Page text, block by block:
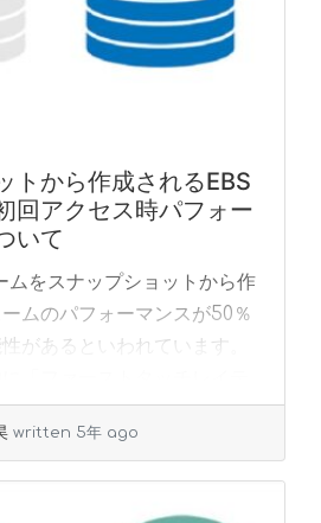
トから作成されるEBS
回アクセス時パフォー
いて
ムをスナップショットから作
ムのパフォーマンスが50％
があるといわれています。
ァーストタッチペナルティ
written 5年 ago